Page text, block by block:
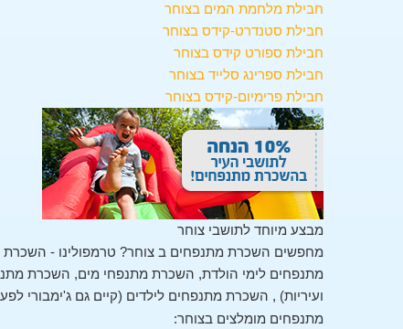
חבילת מלחמת המים בצוחר
חבילת סטנדרט-קידס בצוחר
חבילת ספורט קידס בצוחר
חבילת ספרינג סלייד בצוחר
חבילת פרימיום-קידס בצוחר
מבצע מיוחד לתושבי צוחר
מחפשים השכרת מתנפחים ב צוחר? טרמפולינו -
מתנפחים לימי הולדת, השכרת מתנפחי מים, השכרת
ועיריות) , השכרת מתנפחים לילדים (קיים גם ג'ימבורי
מתנפחים מומלצים בצוחר: